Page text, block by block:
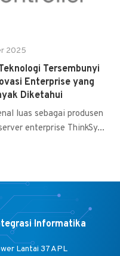
2025
Tersembunyi
Enterprise yang
Diketahui
luas sebagai produsen
enterprise ThinkSy...
Informatika
Lantai 37 APL